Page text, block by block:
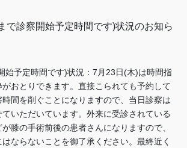
で診察開始予定時間です)状況のお知ら
始予定時間です)状況：7月23日(木)は時間指
おとりできます。直接こられても予約して
間を削ぐことになりますので、当日診察は
いただいています。外来に受診されている
膝の手術前後の患者さんになりますので、
ならないことを御了承ください。最終近く